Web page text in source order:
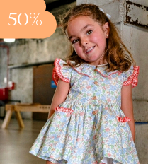
-50%